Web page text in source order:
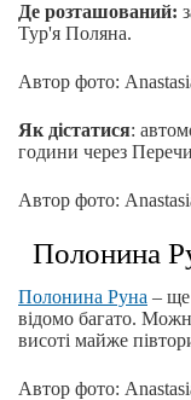
Де розташований:
Тур'я Поляна.
Автор фото:
Як дістатися:
години через
Автор фото:
Полонина
Полонина Руна – ще
відомо багато.
висоті майже
Автор фото: